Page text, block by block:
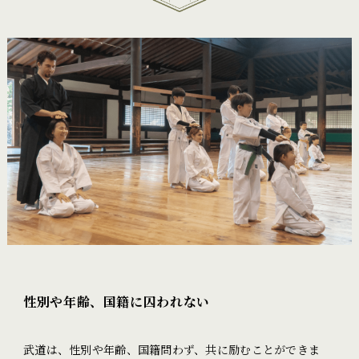
性別や年齢、国籍に囚われない
武道は、性別や年齢、国籍問わず、共に励むことができま